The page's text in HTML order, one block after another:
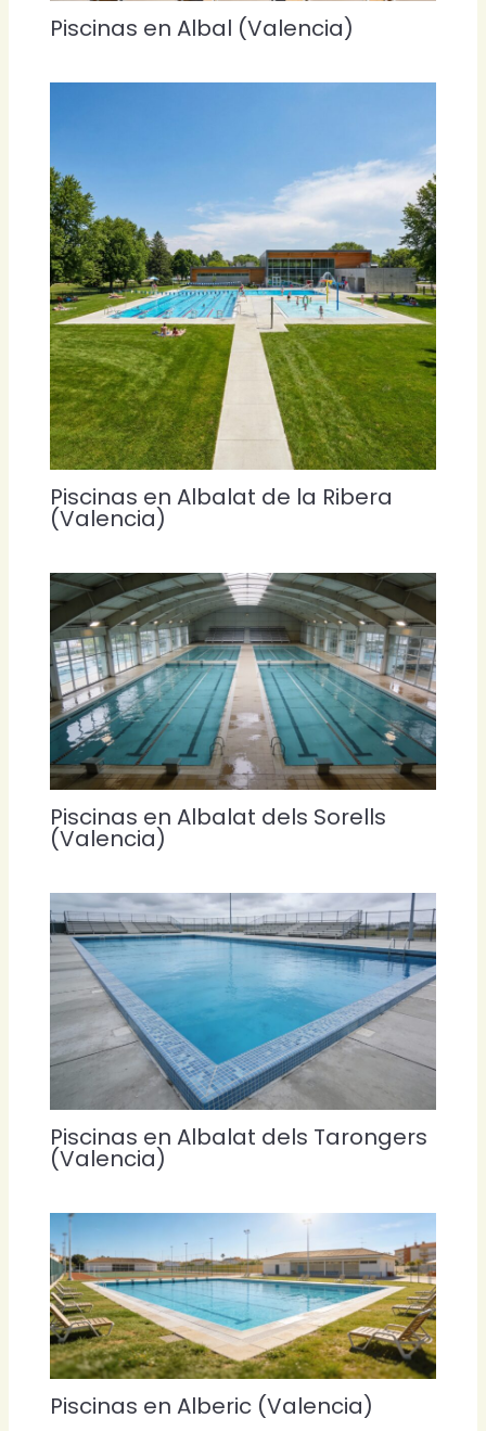
Piscinas en Albal (Valencia)
Piscinas en Albalat de la Ribera
(Valencia)
Piscinas en Albalat dels Sorells
(Valencia)
Piscinas en Albalat dels Tarongers
(Valencia)
Piscinas en Alberic (Valencia)